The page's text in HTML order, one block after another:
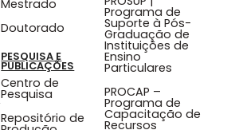
Mestrado
Doutorado
PESQUISA E
PUBLICAÇÕES
Centro de
Pesquisa
Repositório de
Programa de
Suporte à Pós-
Graduação de
Instituições de
Ensino
Particulares
PROCAP –
Programa de
Capacitação de
Recursos